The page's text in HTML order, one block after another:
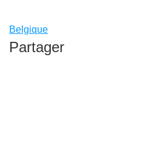
Belgique
Partager